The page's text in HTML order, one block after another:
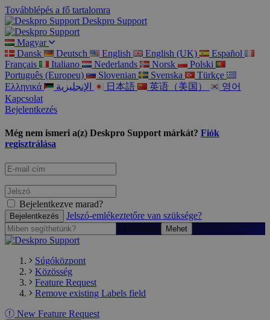
Továbblépés a fő tartalomra
Deskpro Support
Magyar
Dansk
Deutsch English English (UK)
Español
Français
Italiano Nederlands Norsk
Polski
Português (Europeu)
Slovenian Svenska
Türkçe
Ελληνικά
الإنجليزية 日本語 英语（美国）
영어
Kapcsolat
Bejelentkezés
Még nem ismeri a(z) Deskpro Support márkát? Fiók
regisztrálása
Bejelentkezve marad?
Jelszó-emlékeztetőre van szüksége?
Keresés
Súgóközpont
Közösség
Feature Request
Remove existing Labels field
New Feature Request